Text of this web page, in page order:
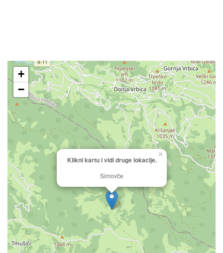
Klikni kartu i vidi druge lokacije.
Simovče
×
+
−